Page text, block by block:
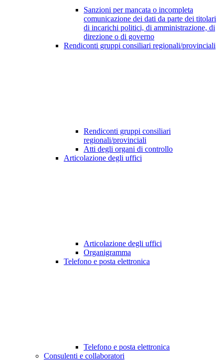
Sanzioni per mancata o incompleta
comunicazione dei dati da parte dei titolari
di incarichi politici, di amministrazione, di
direzione o di governo
Rendiconti gruppi consiliari regionali/provinciali
Rendiconti gruppi consiliari
regionali/provinciali
Atti degli organi di controllo
Articolazione degli uffici
Articolazione degli uffici
Organigramma
Telefono e posta elettronica
Telefono e posta elettronica
Consulenti e collaboratori